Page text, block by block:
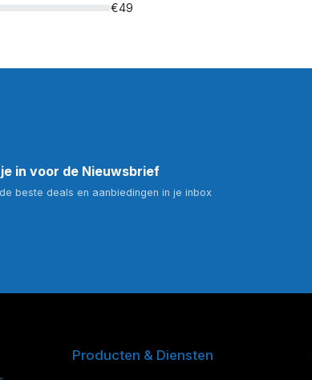
€49
in voor de Nieuwsbrief
beste deals en aanbiedingen in je inbox
Producten & Diensten